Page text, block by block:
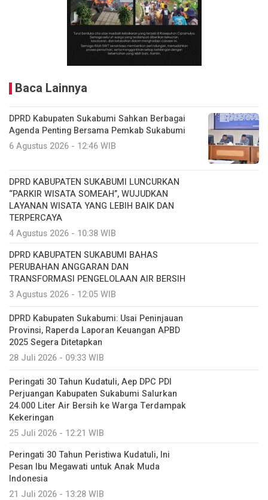
Baca Lainnya
DPRD Kabupaten Sukabumi Sahkan Berbagai
Agenda Penting Bersama Pemkab Sukabumi
6 Agustus 2026 - 12:46 WIB
DPRD KABUPATEN SUKABUMI LUNCURKAN
“PARKIR WISATA SOMEAH”, WUJUDKAN
LAYANAN WISATA YANG LEBIH BAIK DAN
TERPERCAYA
4 Agustus 2026 - 10:38 WIB
DPRD KABUPATEN SUKABUMI BAHAS
PERUBAHAN ANGGARAN DAN
TRANSFORMASI PENGELOLAAN AIR BERSIH
3 Agustus 2026 - 12:05 WIB
DPRD Kabupaten Sukabumi: Usai Peninjauan
Provinsi, Raperda Laporan Keuangan APBD
2025 Segera Ditetapkan
28 Juli 2026 - 09:33 WIB
Peringati 30 Tahun Kudatuli, Aep DPC PDI
Perjuangan Kabupaten Sukabumi Salurkan
24.000 Liter Air Bersih ke Warga Terdampak
Kekeringan
25 Juli 2026 - 12:21 WIB
Peringati 30 Tahun Peristiwa Kudatuli, Ini
Pesan Ibu Megawati untuk Anak Muda
Indonesia
21 Juli 2026 - 13:28 WIB